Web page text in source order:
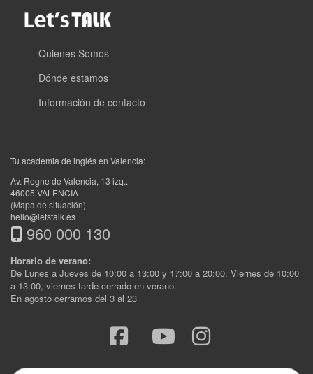
Quienes Somos
Dónde estamos
Información de contacto
Tu academia de inglés en Valencia:
Av. Regne de Valencia, 13 izq..
46005 VALENCIA
(Mapa de situación)
hello@letstalk.es
960 000 130
Horario de verano:
De Lunes a Jueves de 10:00 a 13:00 y 17:00 a 20:00. Viernes de 10:00
a 13:00, viernes tarde cerrado en verano.
En agosto cerramos del 3 al 23